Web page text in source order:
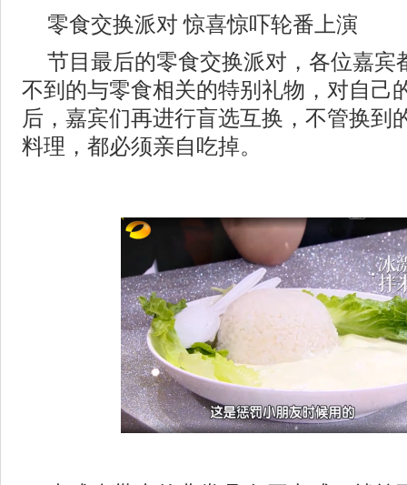
零食交换派对 惊喜惊吓轮番上演
节目最后的零食交换派对，各位嘉宾
不到的与零食相关的特别礼物，对自己
后，嘉宾们再进行盲选互换，不管换到
料理，都必须亲自吃掉。